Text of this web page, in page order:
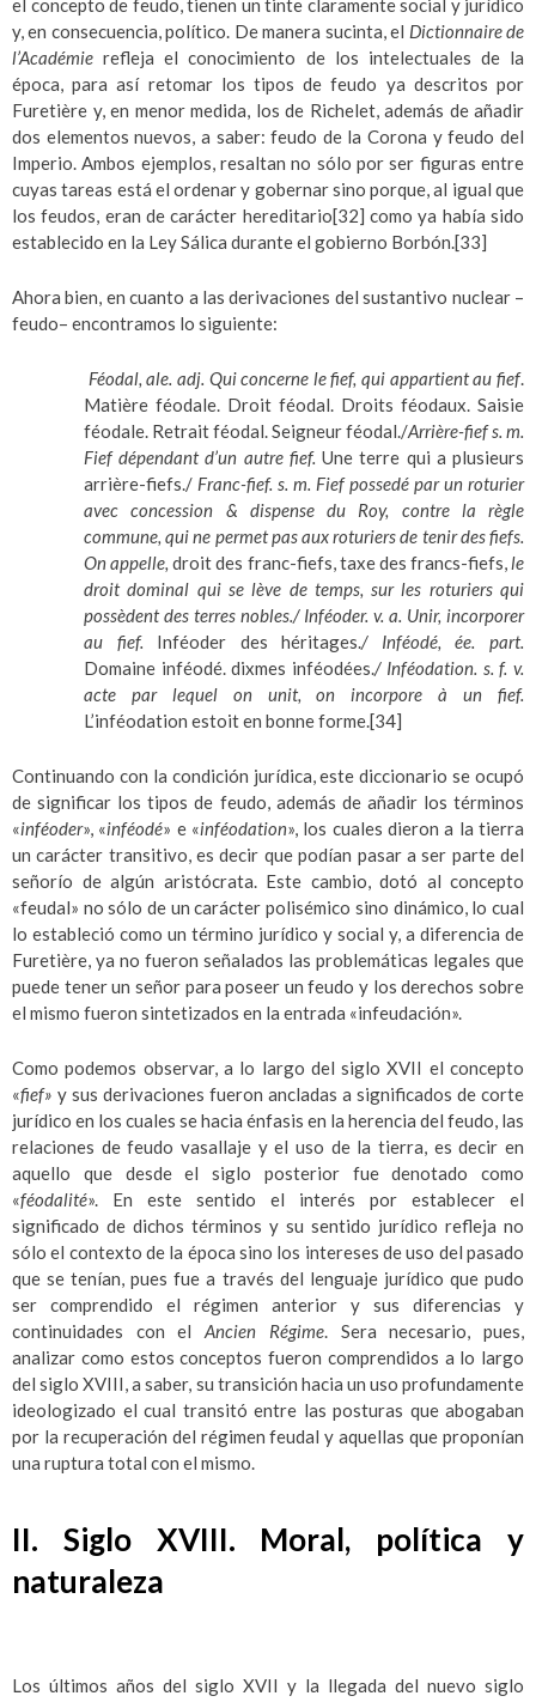
el concepto de feudo, tienen un tinte claramente social y jurídico
y, en consecuencia, político. De manera sucinta, el Dictionnaire de
l’Académie refleja el conocimiento de los intelectuales de la
época, para así retomar los tipos de feudo ya descritos por
Furetière y, en menor medida, los de Richelet, además de añadir
dos elementos nuevos, a saber: feudo de la Corona y feudo del
Imperio. Ambos ejemplos, resaltan no sólo por ser figuras entre
cuyas tareas está el ordenar y gobernar sino porque, al igual que
los feudos, eran de carácter hereditario[32] como ya había sido
establecido en la Ley Sálica durante el gobierno Borbón.[33]
Ahora bien, en cuanto a las derivaciones del sustantivo nuclear –
feudo– encontramos lo siguiente:
Féodal, ale. adj. Qui concerne le fief, qui appartient au fief.
Matière féodale. Droit féodal. Droits féodaux. Saisie
féodale. Retrait féodal. Seigneur féodal./Arrière-fief s. m.
Fief dépendant d’un autre fief. Une terre qui a plusieurs
arrière-fiefs./ Franc-fief. s. m. Fief possedé par un roturier
avec concession & dispense du Roy, contre la règle
commune, qui ne permet pas aux roturiers de tenir des fiefs.
On appelle,droit des franc-fiefs, taxe des francs-fiefs,le
droit dominal qui se lève de temps, sur les roturiers qui
possèdent des terres nobles./ Inféoder. v. a. Unir, incorporer
au fief. Inféoder des héritages./ Inféodé, ée. part.
Domaine inféodé. dixmes inféodées./ Inféodation. s. f. v.
acte par lequel on unit, on incorpore à un fief.
L’inféodation estoit en bonne forme.[34]
Continuando con la condición jurídica, este diccionario se ocupó
de significar los tipos de feudo, además de añadir los términos
«inféoder», «inféodé» e «inféodation», los cuales dieron a la tierra
un carácter transitivo, es decir que podían pasar a ser parte del
señorío de algún aristócrata. Este cambio, dotó al concepto
«feudal» no sólo de un carácter polisémico sino dinámico, lo cual
lo estableció como un término jurídico y social y, a diferencia de
Furetière, ya no fueron señalados las problemáticas legales que
puede tener un señor para poseer un feudo y los derechos sobre
el mismo fueron sintetizados en la entrada «infeudación».
Como podemos observar, a lo largo del siglo XVII el concepto
«fief» y sus derivaciones fueron ancladas a significados de corte
jurídico en los cuales se hacia énfasis en la herencia del feudo, las
relaciones de feudo vasallaje y el uso de la tierra, es decir en
aquello que desde el siglo posterior fue denotado como
«féodalité». En este sentido el interés por establecer el
significado de dichos términos y su sentido jurídico refleja no
sólo el contexto de la época sino los intereses de uso del pasado
que se tenían, pues fue a través del lenguaje jurídico que pudo
ser comprendido el régimen anterior y sus diferencias y
continuidades con elAncien Régime. Sera necesario, pues,
analizar como estos conceptos fueron comprendidos a lo largo
del siglo XVIII, a saber, su transición hacia un uso profundamente
ideologizado el cual transitó entre las posturas que abogaban
por la recuperación del régimen feudal y aquellas que proponían
una ruptura total con el mismo.
II. Siglo XVIII. Moral, política y
naturaleza
Los últimos años del siglo XVII y la llegada del nuevo siglo